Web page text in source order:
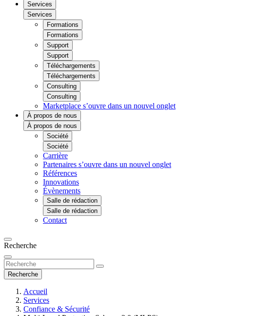
Services
Services
Formations
Formations
Support
Support
Téléchargements
Téléchargements
Consulting
Consulting
Marketplace s’ouvre dans un nouvel onglet
À propos de nous
À propos de nous
Société
Société
Carrière
Partenaires s’ouvre dans un nouvel onglet
Références
Innovations
Évènements
Salle de rédaction
Salle de rédaction
Contact
Recherche
Recherche
Accueil
Services
Confiance & Sécurité